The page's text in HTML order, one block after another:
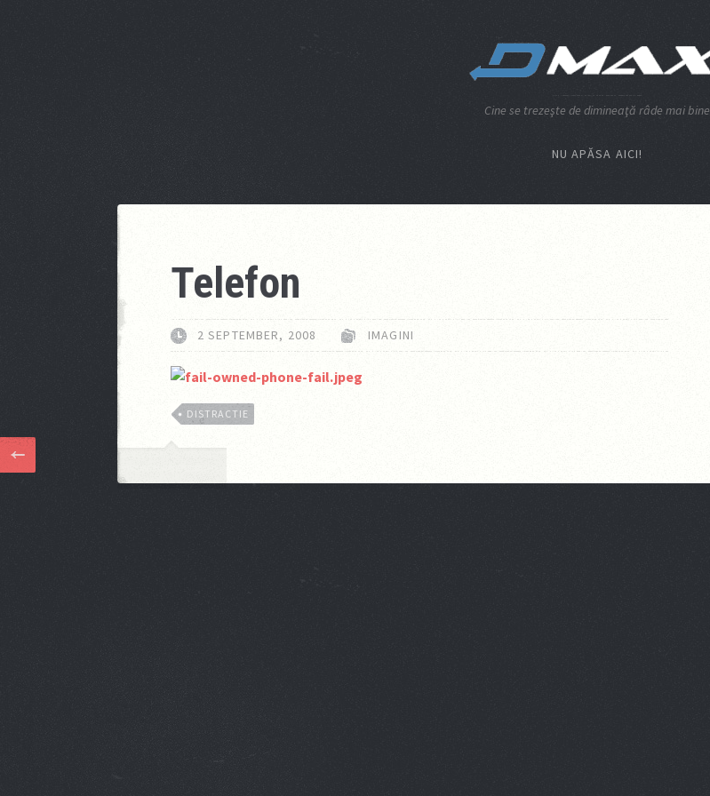
Cine se trezeşte de dimineaţă râde mai bine
NU APĂSA AICI!
Telefon
2 SEPTEMBER, 2008 IMAGINI
DISTRACTIE